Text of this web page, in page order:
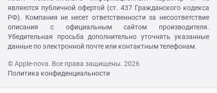
являются публичной офертой (ст. 437 Гражданского кодекса
РФ). Компания не несет ответственности за несоответствие
описания с официальным сайтом производителя.
Убедительная просьба дополнительно уточнять указанные
данные по электронной почте или контактным телефонам.
© Apple-nova. Все права защищены. 2026
Политика конфиденциальности